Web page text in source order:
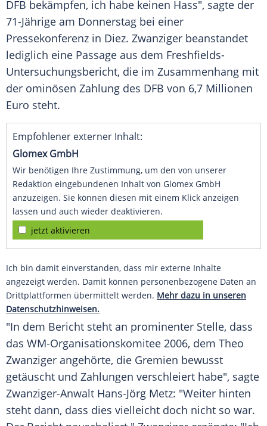
DFB bekämpfen, ich habe keinen Hass", sagte der
71-Jährige am Donnerstag bei einer
Pressekonferenz in Diez. Zwanziger beanstandet
lediglich eine Passage aus dem Freshfields-
Untersuchungsbericht, die im Zusammenhang mit
der ominösen Zahlung des DFB von 6,7 Millionen
Euro steht.
Empfohlener externer Inhalt:
Glomex GmbH
Wir benötigen Ihre Zustimmung, um den von unserer
Redaktion eingebundenen Inhalt von Glomex GmbH
anzuzeigen. Sie können diesen mit einem Klick anzeigen
lassen und auch wieder deaktivieren.
jetzt aktivieren
Ich bin damit einverstanden, dass mir externe Inhalte
angezeigt werden. Damit können personenbezogene Daten an
Drittplattformen übermittelt werden. Mehr dazu in unseren
Datenschutzhinweisen.
"In dem Bericht steht an prominenter Stelle, dass
das WM-Organisationskomitee 2006, dem Theo
Zwanziger angehörte, die Gremien bewusst
getäuscht und Zahlungen verschleiert habe", sagte
Zwanziger-Anwalt Hans-Jörg Metz: "Weiter hinten
steht dann, dass dies vielleicht doch nicht so war.